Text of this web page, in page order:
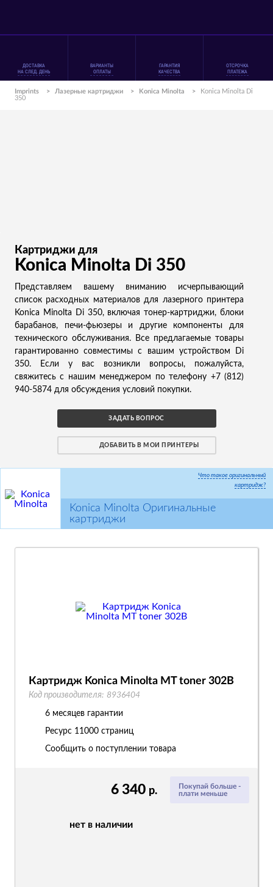
ДОСТАВКА
НА СЛЕД. ДЕНЬ
ВАРИАНТЫ
ОПЛАТЫ
ГАРАНТИЯ
КАЧЕСТВА
ОТСРОЧКА
ПЛАТЕЖА
Imprints > Лазерные картриджи > Konica Minolta >
Konica Minolta Di
350
Картриджи для
Konica Minolta Di 350
Представляем вашему вниманию исчерпывающий
список расходных материалов для лазерного принтера
Konica Minolta Di 350, включая тонер-картриджи, блоки
барабанов, печи-фьюзеры и другие компоненты для
технического обслуживания. Все предлагаемые товары
гарантированно совместимы с вашим устройством Di
350. Если у вас возникли вопросы, пожалуйста,
свяжитесь с нашим менеджером по телефону +7 (812)
940-5874 для обсуждения условий покупки.
ЗАДАТЬ ВОПРОС
ДОБАВИТЬ В МОИ ПРИНТЕРЫ
Что такое оригинальный
картридж?
Konica Minolta Оригинальные
картриджи
Покупай больше -
плати меньше
6 340 р.
нет в наличии
Картридж Konica Minolta MT toner 302B
Код производителя: 8936404
6 месяцев гарантии
Ресурс 11000 страниц
Сообщить о поступлении товара